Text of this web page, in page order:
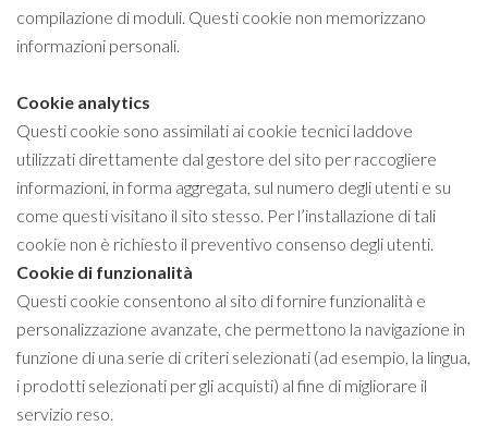
compilazione di moduli. Questi cookie non memorizzano
informazioni personali.
Cookie analytics
Questi cookie sono assimilati ai cookie tecnici laddove
utilizzati direttamente dal gestore del sito per raccogliere
informazioni, in forma aggregata, sul numero degli utenti e su
come questi visitano il sito stesso. Per l’installazione di tali
cookie non è richiesto il preventivo consenso degli utenti.
Cookie di funzionalità
Questi cookie consentono al sito di fornire funzionalità e
personalizzazione avanzate, che permettono la navigazione in
funzione di una serie di criteri selezionati (ad esempio, la lingua,
i prodotti selezionati per gli acquisti) al fine di migliorare il
servizio reso.